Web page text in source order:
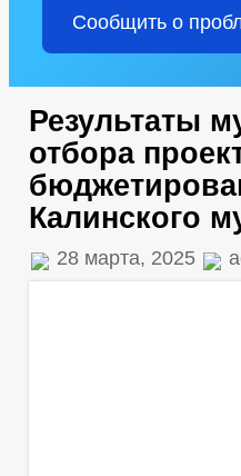
Сообщить о
Результаты
отбора
Калинского
28 марта, 2025